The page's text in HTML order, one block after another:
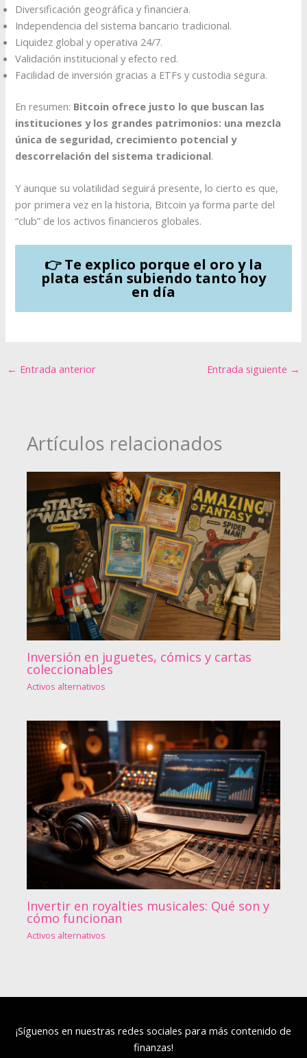
Diversificación geográfica y financiera.
Independencia del sistema bancario tradicional.
Liquidez global y operativa 24/7.
Validación institucional y efecto red.
Facilidad de inversión gracias a ETFs y custodia segura.
En resumen: Bitcoin ofrece justo lo que buscan las
instituciones y los grandes patrimonios: una mezcla
única de seguridad, crecimiento potencial y
descorrelación del sistema tradicional.
Y aunque su volatilidad seguirá presente, lo cierto es que,
por primera vez en la historia, Bitcoin ya forma parte del
“club” de los activos financieros globales.
👉 Te explico porque el oro y la
plata están subiendo tanto hoy
en día
← Entrada anterior Entrada siguiente →
Artículos relacionados
Inversión en juguetes, cómics y cartas
coleccionables
Activos alternativos
Invertir en royalties musicales: Qué son y
cómo funcionan
Activos alternativos
¡Síguenos en nuestras redes sociales para más contenido de
finanzas!